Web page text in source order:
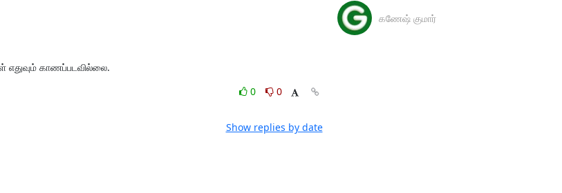
காணப்படவில்லை.
0
0
Show replies by date
கணேஷ் குமார்